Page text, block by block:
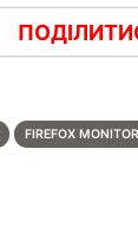
FIREFOX